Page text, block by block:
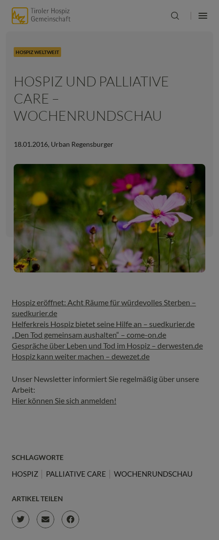
HOSPIZ WELTWEIT
HOSPIZ UND PALLIATIVE
CARE –
WOCHENRUNDSCHAU
18.01.2016, Urban Regensburger
Hospiz eröffnet: Acht Räume für würdevolles Sterben –
suedkurier.de
Helferkreis Hospiz bietet seine Hilfe an – suedkurier.de
„Den Tod gemeinsam aushalten“ – come-on.de
Gespräche über Leben und Tod im Hospiz – derwesten.de
Hospiz kann weiter machen – dewezet.de
Unser Newsletter informiert Sie regelmäßig über unsere
Arbeit:
Hier können Sie sich anmelden!
SCHLAGWORTE
HOSPIZ PALLIATIVE CARE WOCHENRUNDSCHAU
ARTIKEL TEILEN